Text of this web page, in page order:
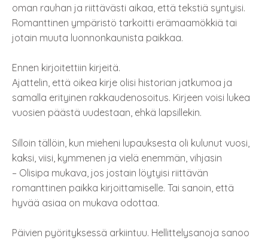
oman rauhan ja riittävästi aikaa, että tekstiä syntyisi.
Romanttinen ympäristö tarkoitti erämaamökkiä tai
jotain muuta luonnonkaunista paikkaa.
Ennen kirjoitettiin kirjeitä.
Ajattelin, että oikea kirje olisi historian jatkumoa ja
samalla erityinen rakkaudenosoitus. Kirjeen voisi lukea
vuosien päästä uudestaan, ehkä lapsillekin.
Silloin tällöin, kun mieheni lupauksesta oli kulunut vuosi,
kaksi, viisi, kymmenen ja vielä enemmän, vihjasin
– Olisipa mukava, jos jostain löytyisi riittävän
romanttinen paikka kirjoittamiselle. Tai sanoin, että
hyvää asiaa on mukava odottaa.
Päivien pyörityksessä arkiintuu. Hellittelysanoja sanoo